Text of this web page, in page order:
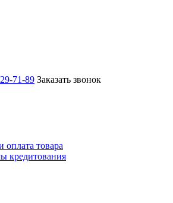
71-89 Заказать звонок
оплата товара
кредитования